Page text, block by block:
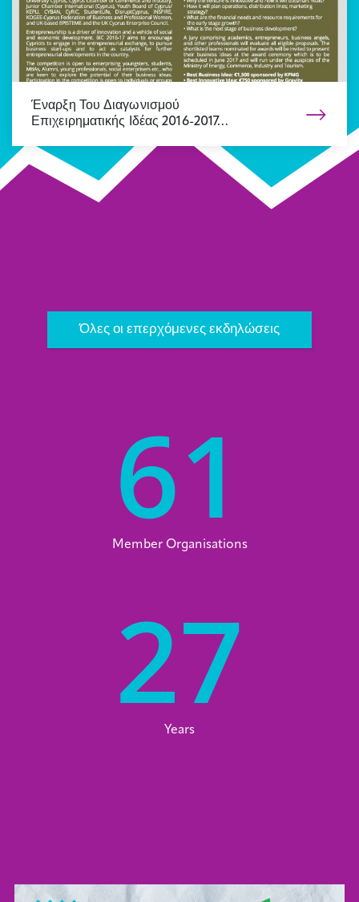
Έναρξη Του Διαγωνισμού
Επιχειρηματικής Ιδέας 2016-2017…
Όλες οι επερχόμενες εκδηλώσεις
61
Member Organisations
27
Years